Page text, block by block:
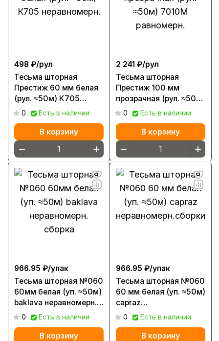
498 ₽/рул
Тесьма шторная
Престиж 60 мм белая
(рул. ≈50м) К705
неравномерн.
0 Есть в наличии
В корзину
2 241 ₽/рул
Тесьма шторная
Престиж 100 мм
прозрачная (рул. ≈50м)
7010М равномерн.
0 Есть в наличии
В корзину
966.95 ₽/упак
Тесьма шторная №060
60мм белая (уп. ≈50м)
baklava неравномерн.
сборка
0 Есть в наличии
В корзину
966.95 ₽/упак
Тесьма шторная №060
60 мм белая (уп. ≈50м)
capraz
неравномерн.сборки
0 Есть в наличии
В корзину